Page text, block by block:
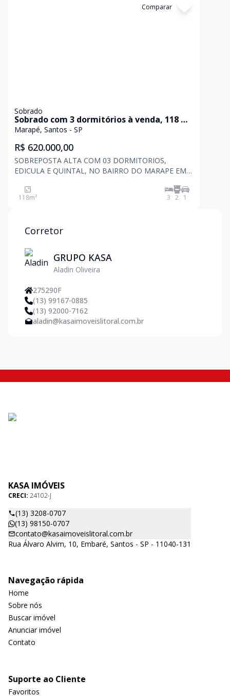
Comparar
Sobrado
Sobrado com 3 dormitórios à venda, 118 m²
por R$ 620.000 - Marapé - Santos/SP
Marapé, Santos - SP
R$ 620.000,00
SOBREPOSTA ALTA COM 03 DORMITORIOS,
EDICULA E QUINTAL, NO BAIRRO DO MARAPE EM
Lavanderia- quintal fechado
118m² 3 2 1
Corretor
GRUPO KASA
Aladin Oliveira
275290F
(13) 99167-0885
(13) 92000-7162
aladin@kasaimoveislitoral.com.br
KASA IMÓVEIS
CRECI: 24102-J
(13) 3208-0707
(13) 98150-0707
contato@kasaimoveislitoral.com.br
Rua Álvaro Alvim, 10, Embaré, Santos - SP - 11040-131
Navegação rápida
Home
Sobre nós
Buscar imóvel
Anunciar imóvel
Contato
Suporte ao Cliente
Favoritos